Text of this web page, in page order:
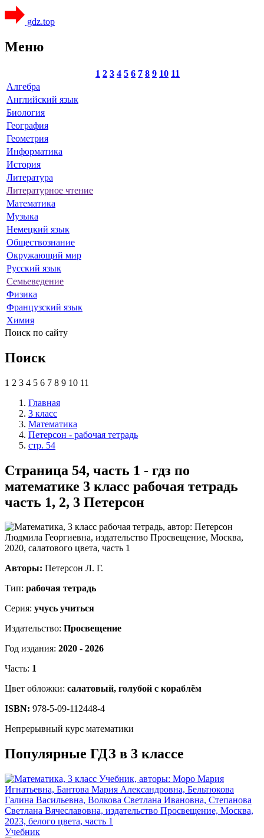
gdz.top
Меню
1 2 3 4 5 6 7 8 9 10 11
Алгебра
Английский язык
Биология
География
Геометрия
Информатика
История
Литература
Литературное чтение
Математика
Музыка
Немецкий язык
Обществознание
Окружающий мир
Русский язык
Семьеведение
Физика
Французский язык
Химия
Поиск по сайту
Поиск
1 2 3 4 5 6 7 8 9 10 11
Главная
3 класс
Математика
Петерсон - рабочая тетрадь
стр. 54
Страница 54, часть 1 - гдз по
математике 3 класс рабочая тетрадь
часть 1, 2, 3 Петерсон
Авторы: Петерсон Л. Г.
Тип: рабочая тетрадь
Серия: учусь учиться
Издательство: Просвещение
Год издания: 2020 - 2026
Часть: 1
Цвет обложки: салатовый, голубой с кораблём
ISBN: 978-5-09-112448-4
Непрерывный курс математики
Популярные ГДЗ в 3 классе
Учебник